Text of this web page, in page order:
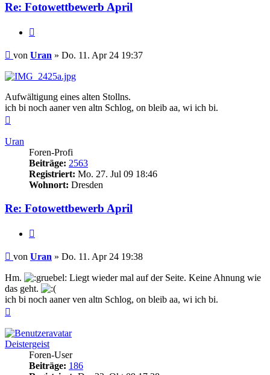
Re: Fotowettbewerb April
Beitrag
von Uran » Do. 11. Apr 24 19:37
Aufwältigung eines alten Stollns.
ich bi noch aaner ven altn Schlog, on bleib aa, wi ich bi.
Uran
Foren-Profi
Beiträge: 2563
Registriert: Mo. 27. Jul 09 18:46
Wohnort: Dresden
Re: Fotowettbewerb April
Beitrag
von Uran » Do. 11. Apr 24 19:38
Hm.
Liegt wieder mal auf der Seite. Keine Ahnung wie
das geht.
ich bi noch aaner ven altn Schlog, on bleib aa, wi ich bi.
Deistergeist
Foren-User
Beiträge: 186